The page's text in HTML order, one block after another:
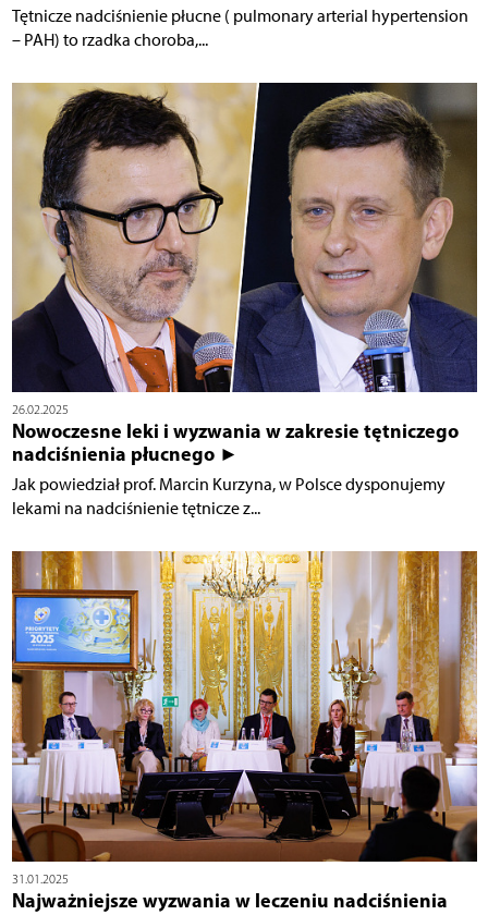
Tętnicze nadciśnienie płucne ( pulmonary arterial hypertension
– PAH) to rzadka choroba,...
26.02.2025
Nowoczesne leki i wyzwania w zakresie tętniczego
nadciśnienia płucnego ►
Jak powiedział prof. Marcin Kurzyna, w Polsce dysponujemy
lekami na nadciśnienie tętnicze z...
31.01.2025
Najważniejsze wyzwania w leczeniu nadciśnienia